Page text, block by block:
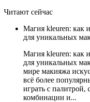
Читают сейчас
Магия kleuren: как
для уникальных
Магия kleuren: как
для уникальных
мире макияжа
всё более
играть с палитрой,
комбинации и...